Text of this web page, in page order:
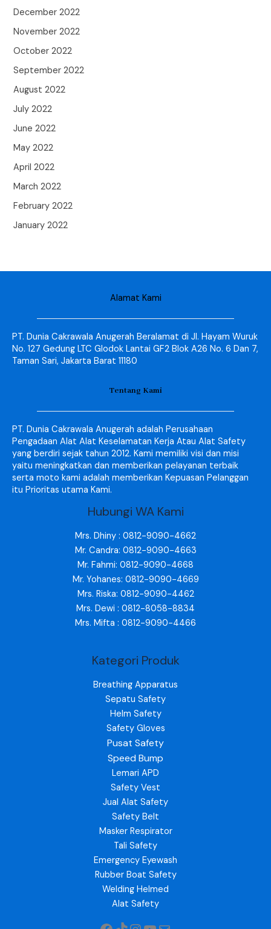
December 2022
November 2022
October 2022
September 2022
August 2022
July 2022
June 2022
May 2022
April 2022
March 2022
February 2022
January 2022
Alamat Kami
PT. Dunia Cakrawala Anugerah Beralamat di Jl. Hayam Wuruk
No. 127 Gedung LTC Glodok Lantai GF2 Blok A26 No. 6 Dan 7,
Taman Sari, Jakarta Barat 11180
Tentang Kami
PT. Dunia Cakrawala Anugerah adalah Perusahaan
Pengadaan Alat Alat Keselamatan Kerja Atau Alat Safety
yang berdiri sejak tahun 2012. Kami memiliki visi dan misi
yaitu meningkatkan dan memberikan pelayanan terbaik
serta moto kami adalah memberikan Kepuasan Pelanggan
itu Prioritas utama Kami.
Hubungi WA Kami
Mrs. Dhiny : 0812-9090-4662
Mr. Candra: 0812-9090-4663
Mr. Fahmi: 0812-9090-4668
Mr. Yohanes: 0812-9090-4669
Mrs. Riska: 0812-9090-4462
Mrs. Dewi : 0812-8058-8834
Mrs. Mifta : 0812-9090-4466
Kategori Produk
Breathing Apparatus
Sepatu Safety
Helm Safety
Safety Gloves
Pusat Safety
Speed Bump
Lemari APD
Safety Vest
Jual Alat Safety
Safety Belt
Masker Respirator
Tali Safety
Emergency Eyewash
Rubber Boat Safety
Welding Helmed
Alat Safety